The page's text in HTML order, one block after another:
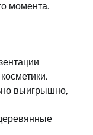
момента.
выигрышно,